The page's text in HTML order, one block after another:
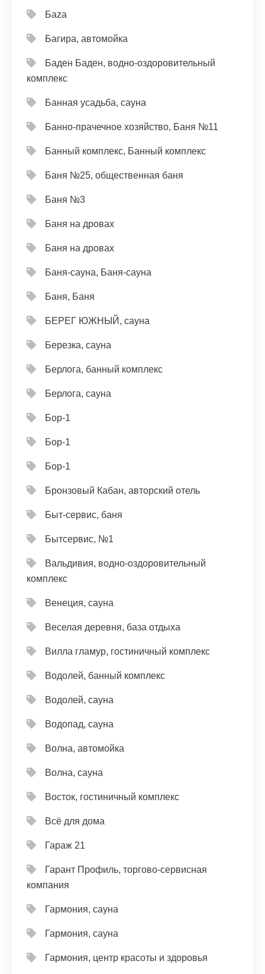
Баzа
Багира, автомойка
Баден Баден, водно-оздоровительный
комплекс
Банная усадьба, сауна
Банно-прачечное хозяйство, Баня №11
Банный комплекс, Банный комплекс
Баня №25, общественная баня
Баня №3
Баня на дровах
Баня на дровах
Баня-сауна, Баня-сауна
Баня, Баня
БЕРЕГ ЮЖНЫЙ, сауна
Березка, сауна
Берлога, банный комплекс
Берлога, сауна
Бор-1
Бор-1
Бор-1
Бронзовый Кабан, авторский отель
Быт-сервис, баня
Бытсервис, №1
Вальдивия, водно-оздоровительный
комплекс
Венеция, сауна
Веселая деревня, база отдыха
Вилла гламур, гостиничный комплекс
Водолей, банный комплекс
Водолей, сауна
Водопад, сауна
Волна, автомойка
Волна, сауна
Восток, гостиничный комплекс
Всё для дома
Гараж 21
Гарант Профиль, торгово-сервисная
компания
Гармония, сауна
Гармония, сауна
Гармония, центр красоты и здоровья